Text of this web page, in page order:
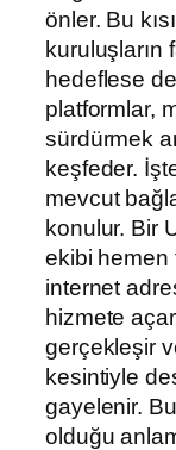
önler. Bu
kuruluşların
hedeflese
platformlar,
sürdürmek
keşfeder.
mevcut
konulur. Bir
ekibi hemen
internet
hizmete
gerçekleşir
kesintiyle
gayelenir.
olduğu